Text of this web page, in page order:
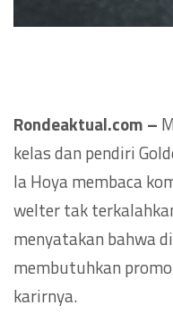
Rondeaktual.com –
kelas dan pendiri
la Hoya membaca
welter tak
menyatakan bahwa
membutuhkan
karirnya.